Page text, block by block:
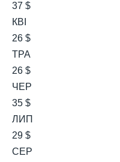
37 $
КВІ
26 $
ТРА
26 $
ЧЕР
35 $
ЛИП
29 $
СЕР